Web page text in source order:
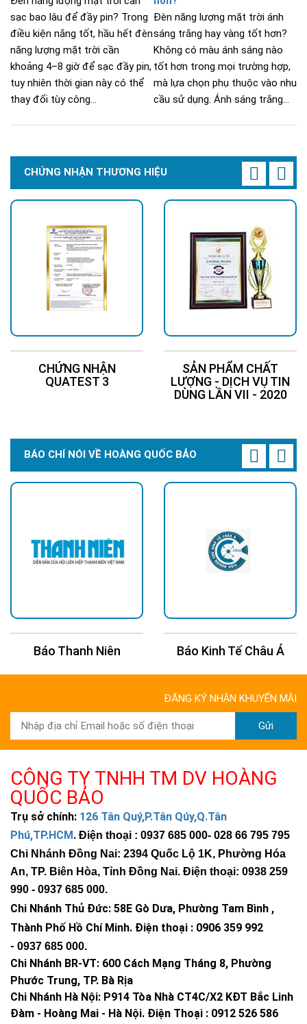
sạc bao lâu để đầy pin? Trong
điều kiện nắng tốt, hầu hết đèn
năng lượng mặt trời cần
khoảng 4–8 giờ để sạc đầy pin,
tuy nhiên thời gian này có thể
thay đổi tùy công...
Đèn năng lượng mặt trời ánh
sáng trắng hay vàng tốt hơn?
Không có màu ánh sáng nào
tốt hơn trong mọi trường hợp,
mà lựa chọn phụ thuộc vào nhu
cầu sử dụng. Ánh sáng trắng...
CHỨNG NHẬN THƯƠNG HIỆU
CHỨNG NHẬN
QUATEST 3
SẢN PHẨM CHẤT
LƯỢNG - DỊCH VỤ TIN
DÙNG LẦN VII - 2020
BÁO CHÍ NÓI VỀ HOÀNG QUỐC BẢO
Báo Thanh Niên Báo Kinh Tế Châu Á
ĐĂNG KÝ NHẬN KHUYẾN MÃI
Gửi
CÔNG TY TNHH TM DV HOÀNG
QUỐC BẢO
Trụ sở chính: 126 Tân Quý,P.Tân Qúy,Q.Tân
Phú,TP.HCM . Điện thoại : 0937 685 000- 028 66 795 795
Chi Nhánh Đồng Nai: 2394 Quốc Lộ 1K, Phường Hóa
An, TP. Biên Hòa, Tỉnh Đồng Nai. Điện thoại: 0938 259
990 - 0937 685 000.
Chi Nhánh Thủ Đức: 58E Gò Dưa, Phường Tam Bình ,
Thành Phố Hồ Chí Minh. Điện thoại : 0906 359 992
- 0937 685 000.
Chi Nhánh BR-VT: 600 Cách Mạng Tháng 8, Phường
Phước Trung, TP. Bà Rịa
Chi Nhánh Hà Nội: P914 Tòa Nhà CT4C/X2 KĐT Bắc Linh
Đàm - Hoàng Mai - Hà Nội. Điện Thoại : 0912 526 586